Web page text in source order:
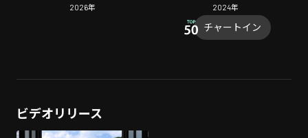
2026年
WODDYFUNK)
2024年
チャートイン
ビデオリリース